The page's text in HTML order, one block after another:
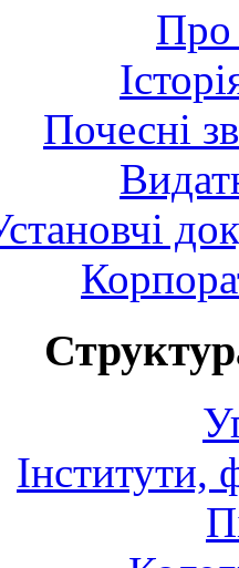
Про
Почесні
Інститути,